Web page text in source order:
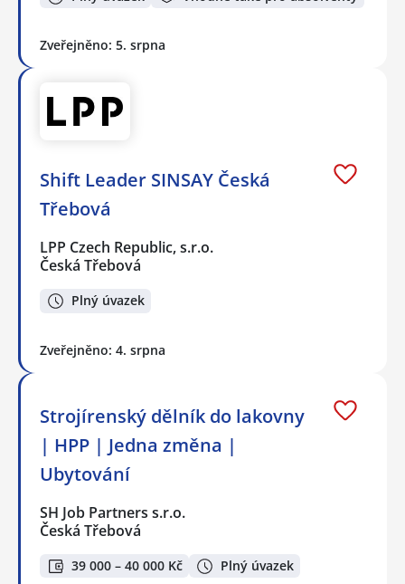
Zveřejněno: 5. srpna
Shift Leader SINSAY Česká
Třebová
LPP Czech Republic, s.r.o.
Česká Třebová
Plný úvazek
Zveřejněno: 4. srpna
Strojírenský dělník do lakovny
| HPP | Jedna změna |
Ubytování
SH Job Partners s.r.o.
Česká Třebová
39 000 – 40 000 Kč Plný úvazek